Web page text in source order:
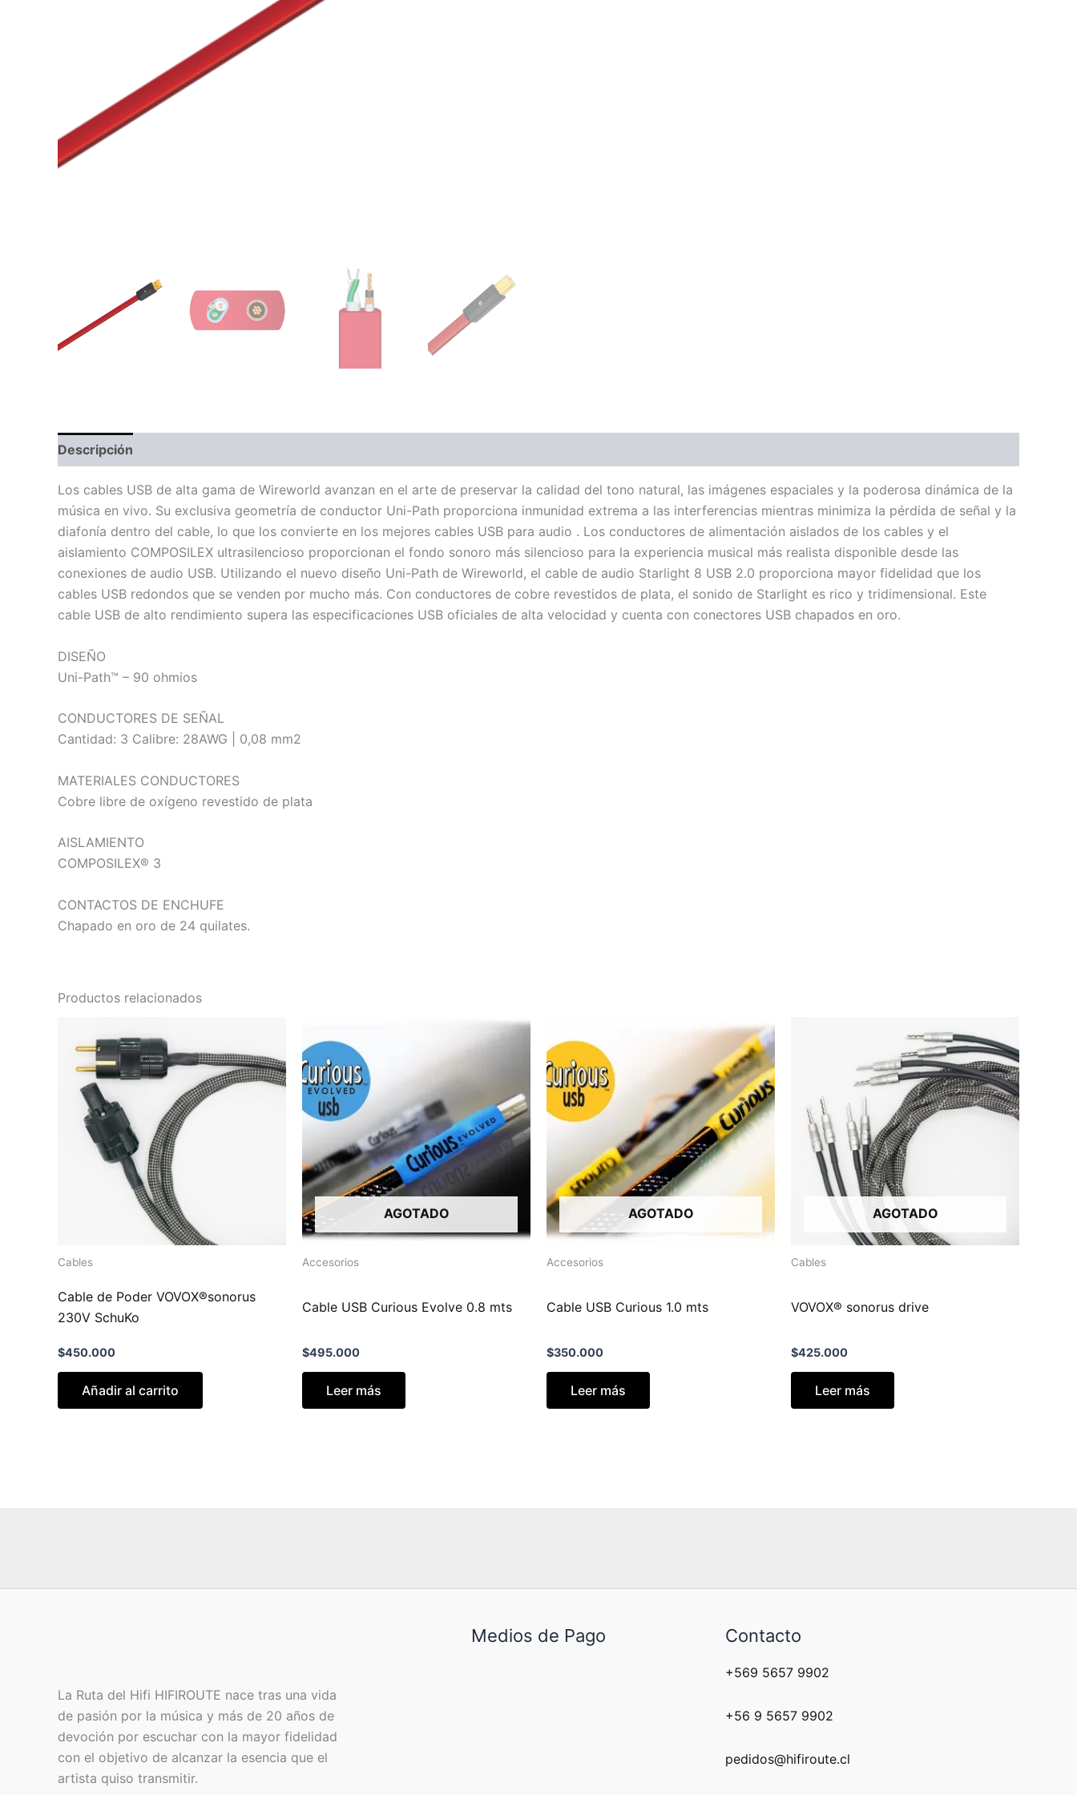
Descripción
Los cables USB de alta gama de Wireworld avanzan en el arte de preservar la calidad del tono natural, las imágenes espaciales y la poderosa dinámica de la
música en vivo. Su exclusiva geometría de conductor Uni-Path proporciona inmunidad extrema a las interferencias mientras minimiza la pérdida de señal y la
diafonía dentro del cable, lo que los convierte en los mejores cables USB para audio . Los conductores de alimentación aislados de los cables y el
aislamiento COMPOSILEX ultrasilencioso proporcionan el fondo sonoro más silencioso para la experiencia musical más realista disponible desde las
conexiones de audio USB. Utilizando el nuevo diseño Uni-Path de Wireworld, el cable de audio Starlight 8 USB 2.0 proporciona mayor fidelidad que los
cables USB redondos que se venden por mucho más. Con conductores de cobre revestidos de plata, el sonido de Starlight es rico y tridimensional. Este
cable USB de alto rendimiento supera las especificaciones USB oficiales de alta velocidad y cuenta con conectores USB chapados en oro.
DISEÑO
Uni-Path™ – 90 ohmios
CONDUCTORES DE SEÑAL
Cantidad: 3 Calibre: 28AWG | 0,08 mm2
MATERIALES CONDUCTORES
Cobre libre de oxígeno revestido de plata
AISLAMIENTO
COMPOSILEX® 3
CONTACTOS DE ENCHUFE
Chapado en oro de 24 quilates.
Productos relacionados
Cables
Cable de Poder VOVOX®sonorus
230V SchuKo
$450.000
Añadir al carrito
AGOTADO
Accesorios
Cable USB Curious Evolve 0.8 mts
$495.000
Leer más
AGOTADO
Accesorios
Cable USB Curious 1.0 mts
$350.000
Leer más
AGOTADO
Cables
VOVOX® sonorus drive
$425.000
Leer más
La Ruta del Hifi HIFIROUTE nace tras una vida
de pasión por la música y más de 20 años de
devoción por escuchar con la mayor fidelidad
con el objetivo de alcanzar la esencia que el
artista quiso transmitir.
Medios de Pago Contacto
+569 5657 9902
+56 9 5657 9902
pedidos@hifiroute.cl